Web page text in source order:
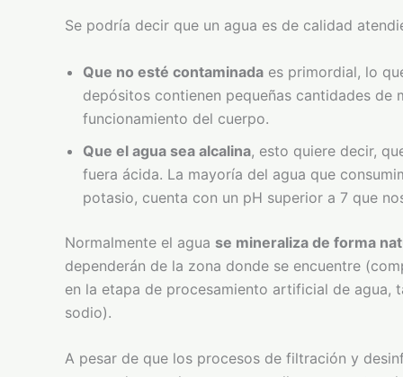
Se podría decir que un agua es de calidad
Que no esté contaminada es primordial, lo
depósitos contienen pequeñas cantidades
funcionamiento del cuerpo.
Que el agua sea alcalina, esto quiere decir,
fuera ácida. La mayoría del agua que
potasio, cuenta con un pH superior a 7 que
Normalmente el agua se mineraliza de forma
dependerán de la zona donde se encuentre
en la etapa de procesamiento artificial de
sodio).
A pesar de que los procesos de filtración y